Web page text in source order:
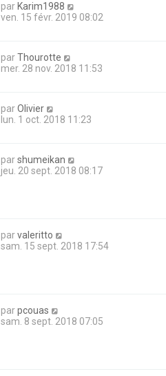
par Karim1988
ven. 15 févr. 2019 08:02
parThourotte
mer. 28 nov. 2018 11:53
parOlivier
lun. 1 oct. 2018 11:23
parshumeikan
jeu. 20 sept. 2018 08:17
parvaleritto
sam. 15 sept. 2018 17:54
parpcouas
sam. 8 sept. 2018 07:05